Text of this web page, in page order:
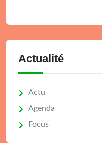
Actualité
Actu
Agenda
Focus